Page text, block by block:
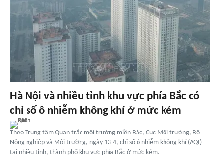
Hà Nội và nhiều tỉnh khu vực phía Bắc có
chỉ số ô nhiễm không khí ở mức kém
Theo Trung tâm Quan trắc môi trường miền Bắc, Cục Môi trường, Bộ
Nông nghiệp và Môi trường, ngày 13-4, chỉ số ô nhiễm không khí (AQI)
tại nhiều tỉnh, thành phố khu vực phía Bắc ở mức kém.